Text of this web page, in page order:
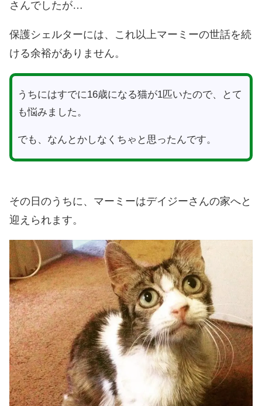
さんでしたが…
保護シェルターには、これ以上マーミーの世話を続
ける余裕がありません。
うちにはすでに16歳になる猫が1匹いたので、とて
も悩みました。
でも、なんとかしなくちゃと思ったんです。
その日のうちに、マーミーはデイジーさんの家へと
迎えられます。